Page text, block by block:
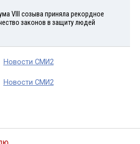
VIII созыва приняла рекордное
законов в защиту людей
Новости СМИ2
Новости СМИ2